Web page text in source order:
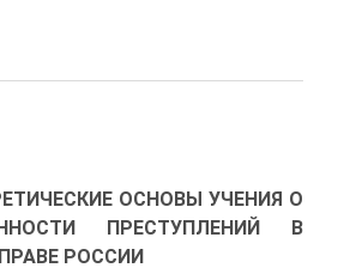
ОСНОВЫ УЧЕНИЯ О
ПРЕСТУПЛЕНИЙ В
РОССИИ